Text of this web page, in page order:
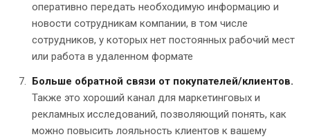
оперативно передать необходимую информацию и
новости сотрудникам компании, в том числе
сотрудников, у которых нет постоянных рабочий мест
или работа в удаленном формате
Больше обратной связи от покупателей/клиентов.
Также это хороший канал для маркетинговых и
рекламных исследований, позволяющий понять, как
можно повысить лояльность клиентов к вашему